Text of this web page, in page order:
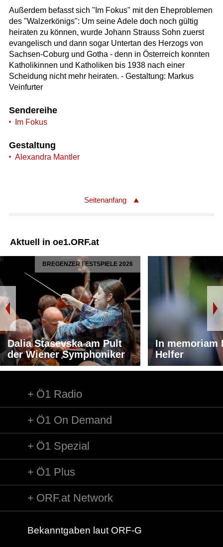
Außerdem befasst sich "Im Fokus" mit den Eheproblemen
des "Walzerkönigs": Um seine Adele doch noch gültig
heiraten zu können, wurde Johann Strauss Sohn zuerst
evangelisch und dann sogar Untertan des Herzogs von
Sachsen-Coburg und Gotha - denn in Österreich konnten
Katholikinnen und Katholiken bis 1938 nach einer
Scheidung nicht mehr heiraten. - Gestaltung: Markus
Veinfurter
Sendereihe
Im Fokus
Gestaltung
Alexandra Mantler
Seitenanfang
Aktuell in oe1.ORF.at
BREGENZER FESTSPIELE 2026
Dalia Stasevska am Pult
der Wiener Symphoniker
In memoriam
Helfer
Ö1 Radio
Ö1 On Demand
Ö1 Spezial
Ö1 Plus
ORF.at Network
Bekanntgaben laut ORF-G